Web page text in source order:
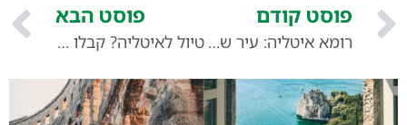
פוסט קודם
רומא איטליה: עיר של היסטוריה, תרבות ואוכל משובח
פוסט הבא
טיול לאיטליה? קבלו 5% הנחה על כרטיסים לאטרקציות עם Tiqets!